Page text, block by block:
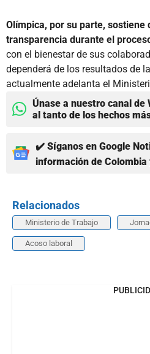
Olímpica, por su parte, sostiene
transparencia durante el
con el bienestar de sus
dependerá de los resultados de
actualmente adelanta el
Únase a nuestro canal de
al tanto de los hechos
✔️ Síganos en Google
información de Colombia
Relacionados
Ministerio de Trabajo
Acoso laboral